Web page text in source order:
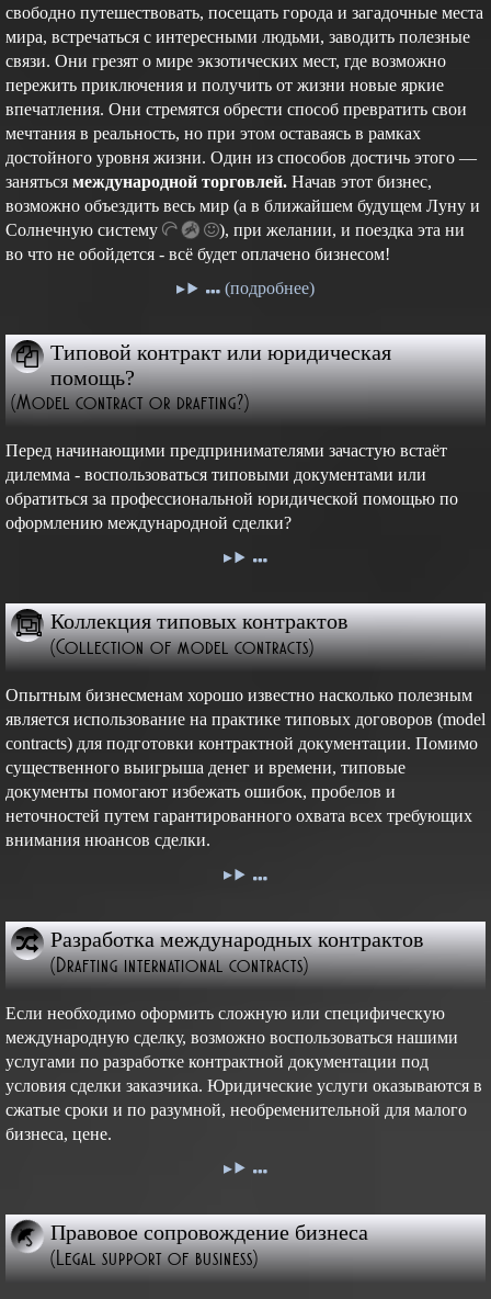
свободно путешествовать, посещать города и загадочные места
мира, встречаться с интересными людьми, заводить полезные
связи. Они грезят о мире экзотических мест, где возможно
пережить приключения и получить от жизни новые яркие
впечатления. Они стремятся обрести способ превратить свои
мечтания в реальность, но при этом оставаясь в рамках
достойного уровня жизни. Один из способов достичь этого —
заняться международной торговлей. Начав этот бизнес,
возможно объездить весь мир (а в ближайшем будущем Луну и
Cолнечную систему ), при желании, и поездка эта ни
во что не обойдется - всё будет оплачено бизнесом!
(подробнее)
Типовой контракт или юридическая
помощь?
(Model contract or drafting?)
Перед начинающими предпринимателями зачастую встаёт
дилемма - воспользоваться типовыми документами или
обратиться за профессиональной юридической помощью по
оформлению международной сделки?
Коллекция типовых контрактов
(Collection of model contracts)
Опытным бизнесменам хорошо известно насколько полезным
является использование на практике типовых договоров (model
contracts) для подготовки контрактной документации. Помимо
существенного выигрыша денег и времени, типовые
документы помогают избежать ошибок, пробелов и
неточностей путем гарантированного охвата всех требующих
внимания нюансов сделки.
Разработка международных контрактов
(Drafting international contracts)
Если необходимо оформить сложную или специфическую
международную сделку, возможно воспользоваться нашими
услугами по разработке контрактной документации под
условия сделки заказчика. Юридические услуги оказываются в
сжатые сроки и по разумной, необременительной для малого
бизнеса, цене.
Правовое сопровождение бизнеса
(Legal support of business)